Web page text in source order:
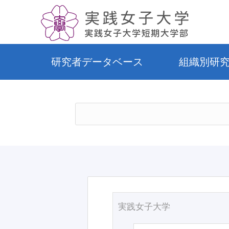
研究者データベース 組織別研
実践女子大学